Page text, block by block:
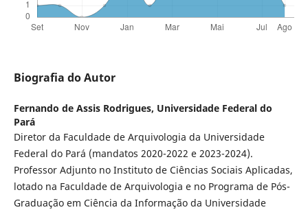
Biografia do Autor
Fernando de Assis Rodrigues, Universidade Federal do
Pará
Diretor da Faculdade de Arquivologia da Universidade
Federal do Pará (mandatos 2020-2022 e 2023-2024).
Professor Adjunto no Instituto de Ciências Sociais Aplicadas,
lotado na Faculdade de Arquivologia e no Programa de Pós-
Graduação em Ciência da Informação da Universidade